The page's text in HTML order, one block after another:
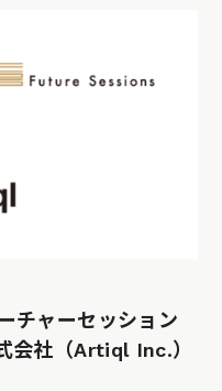
チャーセッション
会社（Artiql Inc.）